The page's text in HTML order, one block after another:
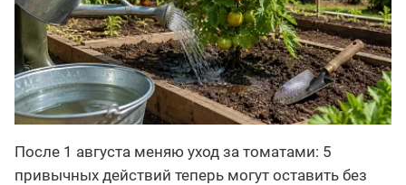
После 1 августа меняю уход за томатами: 5
привычных действий теперь могут оставить без